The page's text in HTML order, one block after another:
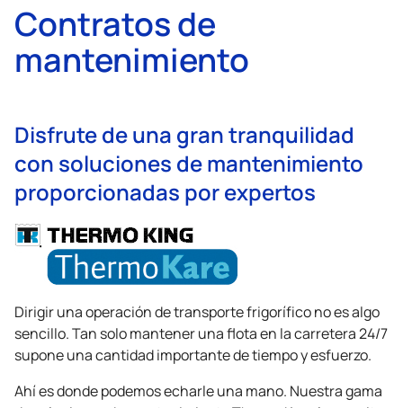
Contratos de
mantenimiento
Disfrute de una gran tranquilidad
con soluciones de mantenimiento
proporcionadas por expertos
Dirigir una operación de transporte frigorífico no es algo
sencillo. Tan solo mantener una flota en la carretera 24/7
supone una cantidad importante de tiempo y esfuerzo.
Ahí es donde podemos echarle una mano. Nuestra gama